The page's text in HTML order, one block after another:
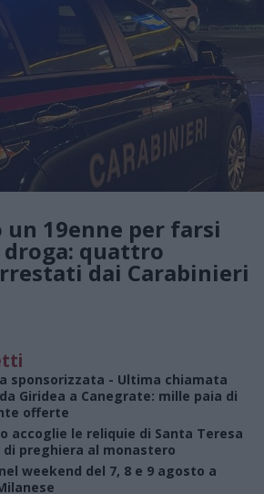
un 19enne per farsi
quattro
dai Carabinieri
sponsorizzata - Ultima chiamata
Giridea a Canegrate: mille paia di
offerte
accoglie le reliquie di Santa Teresa
preghiera al monastero
weekend del 7, 8 e 9 agosto a